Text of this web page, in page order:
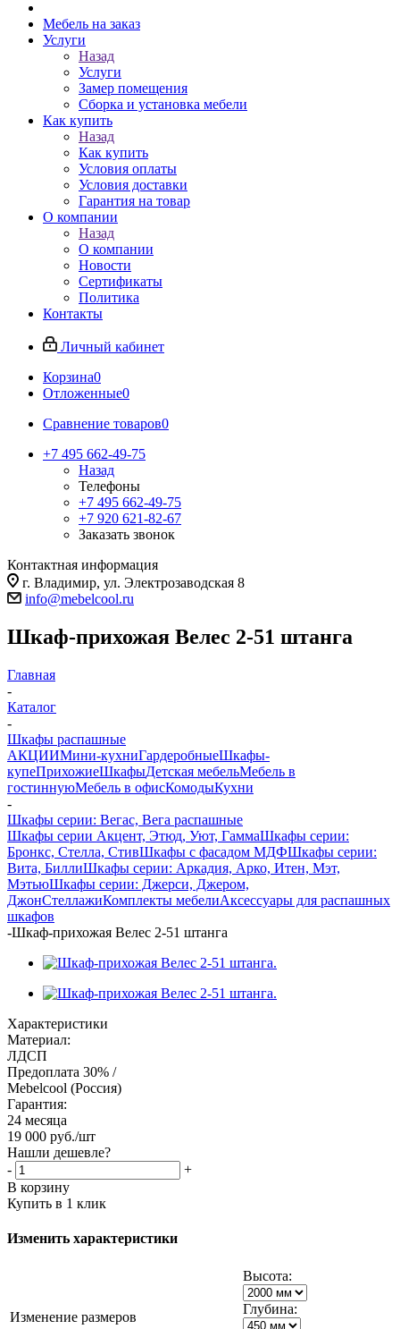
Мебель на заказ
Услуги
Назад
Услуги
Замер помещения
Сборка и установка мебели
Как купить
Назад
Как купить
Условия оплаты
Условия доставки
Гарантия на товар
О компании
Назад
О компании
Новости
Сертификаты
Политика
Контакты
Личный кабинет
Корзина0
Отложенные0
Сравнение товаров0
+7 495 662-49-75
Назад
Телефоны
+7 495 662-49-75
+7 920 621-82-67
Заказать звонок
Контактная информация
г. Владимир, ул. Электрозаводская 8
info@mebelcool.ru
Шкаф-прихожая Велес 2-51 штанга
Главная
-
Каталог
-
Шкафы распашные
АКЦИИМини-кухниГардеробныеШкафы-
купеПрихожиеШкафыДетская мебельМебель в
гостиннуюМебель в офисКомодыКухни
-
Шкафы серии: Вегас, Вега распашные
Шкафы серии Акцент, Этюд, Уют, ГаммаШкафы серии:
Бронкс, Стелла, СтивШкафы с фасадом МДФШкафы серии:
Вита, БиллиШкафы серии: Аркадия, Арко, Итен, Мэт,
МэтьюШкафы серии: Джерси, Джером,
ДжонСтеллажиКомплекты мебелиАксессуары для распашных
шкафов
-Шкаф-прихожая Велес 2-51 штанга
Характеристики
Материал:
ЛДСП
Предоплата 30% /
Mebelcool (Россия)
Гарантия:
24 месяца
19 000 руб./шт
Нашли дешевле?
-
+
В корзину
Купить в 1 клик
Изменить характеристики
Изменение размеров
Высота:
Глубина: